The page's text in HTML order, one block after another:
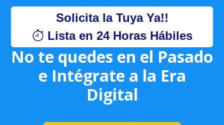
Solicita la Tuya Ya!!
Lista en 24 Horas Hábiles
No te quedes en el Pasado
e Intégrate a la Era
Digital